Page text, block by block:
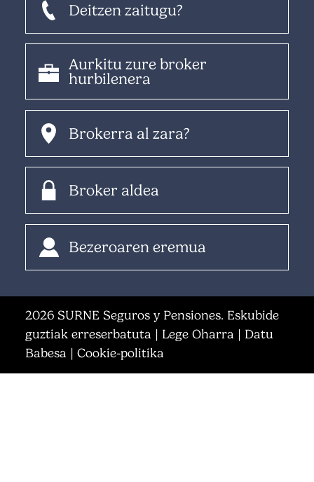
Deitzen zaitugu?
Aurkitu zure broker
hurbilenera
Brokerra al zara?
Broker aldea
Bezeroaren eremua
2026 SURNE Seguros y Pensiones. Eskubide
guztiak erreserbatuta | Lege Oharra | Datu
Babesa | Cookie-politika